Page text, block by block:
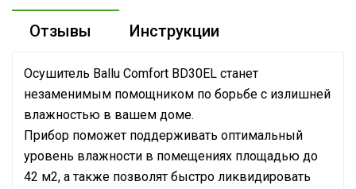
Отзывы Инструкции
Осушитель Ballu Comfort BD30EL станет
незаменимым помощником по борьбе с излишней
влажностью в вашем доме.
Прибор поможет поддерживать оптимальный
уровень влажности в помещениях площадью до
42 м2, а также позволят быстро ликвидировать